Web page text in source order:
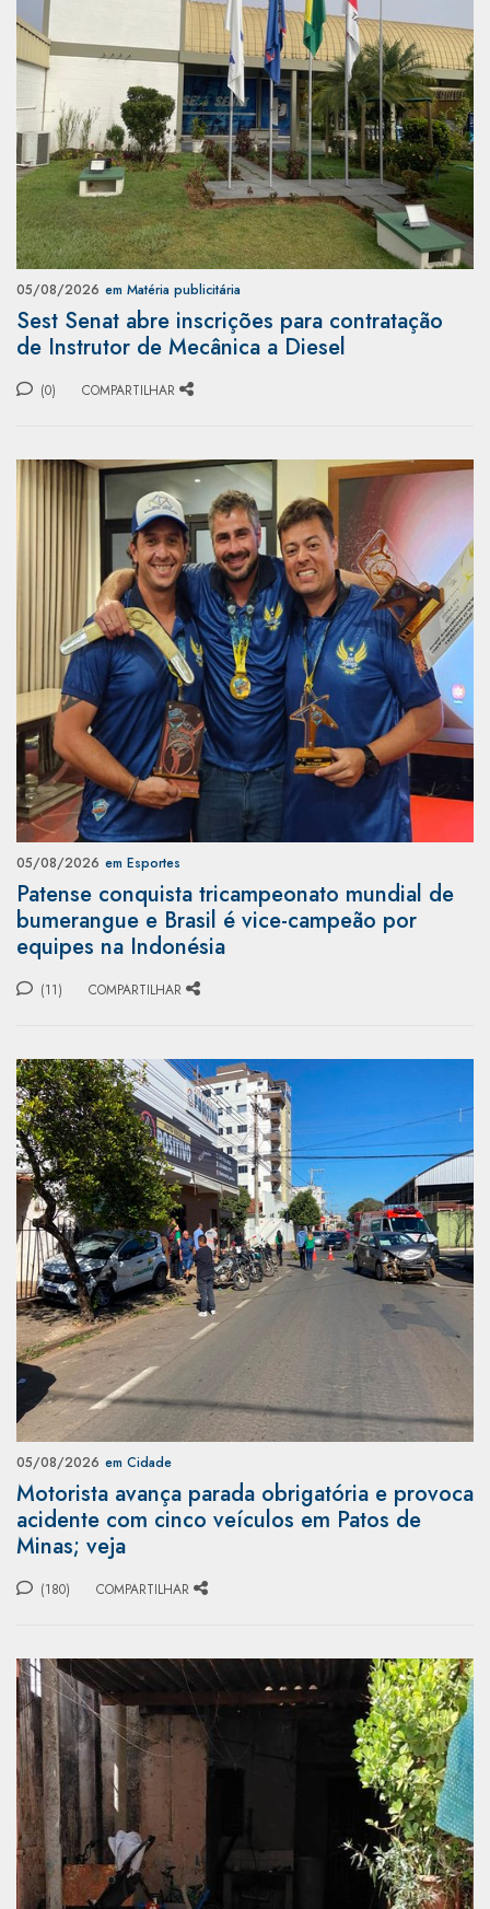
05/08/2026 em Matéria publicitária
Sest Senat abre inscrições para contratação
de Instrutor de Mecânica a Diesel
(0) COMPARTILHAR
05/08/2026 em Esportes
Patense conquista tricampeonato mundial de
bumerangue e Brasil é vice-campeão por
equipes na Indonésia
(11) COMPARTILHAR
05/08/2026 em Cidade
Motorista avança parada obrigatória e provoca
acidente com cinco veículos em Patos de
Minas; veja
(180) COMPARTILHAR